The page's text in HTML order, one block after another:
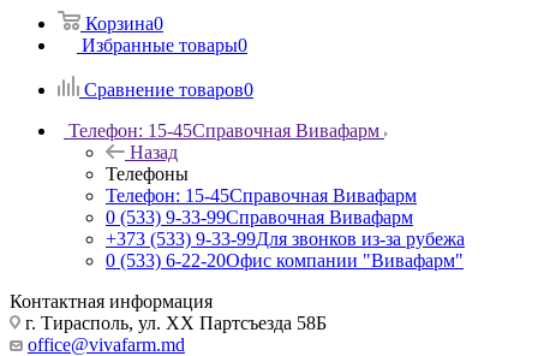
Корзина0
Избранные товары0
Сравнение товаров0
Телефон: 15-45Справочная Вивафарм
Назад
Телефоны
Телефон: 15-45Справочная Вивафарм
0 (533) 9-33-99Справочная Вивафарм
+373 (533) 9-33-99Для звонков из-за рубежа
0 (533) 6-22-20Офис компании "Вивафарм"
Контактная информация
г. Тирасполь, ул. ХХ Партсъезда 58Б
office@vivafarm.md